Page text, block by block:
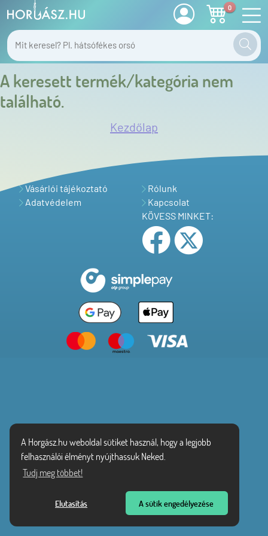
A Horgász.hu weboldal sütiket használ, hogy a legjobb
felhasználói élményt nyújthassuk Neked.
Tudj meg többet!
Elutasítás A sütik engedélyezése
0
A keresett termék/kategória nem
található.
Kezdőlap
Vásárlói tájékoztató
Adatvédelem
Rólunk
Kapcsolat
KÖVESS MINKET: